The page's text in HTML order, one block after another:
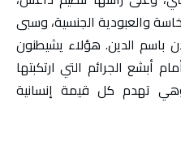
والعبودية الجنسية، وسبى
باسم الدين. هؤلاء يشيطنون
أبشع الجرائم التي ارتكبتها
تهدم كل قيمة إنسانية